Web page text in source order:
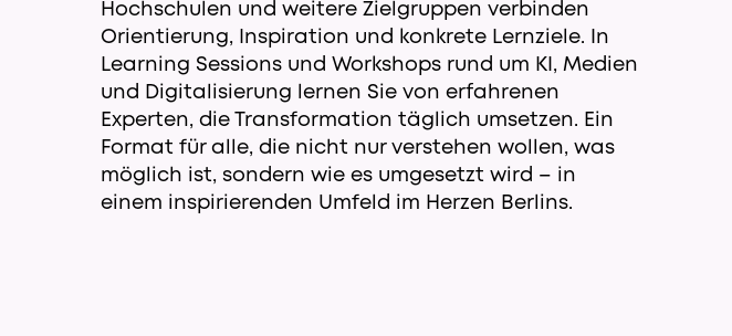
Hochschulen und weitere Zielgruppen verbinden
Orientierung, Inspiration und konkrete Lernziele. In
Learning Sessions und Workshops rund um KI, Medien
und Digitalisierung lernen Sie von erfahrenen
Experten, die Transformation täglich umsetzen. Ein
Format für alle, die nicht nur verstehen wollen, was
möglich ist, sondern wie es umgesetzt wird – in
einem inspirierenden Umfeld im Herzen Berlins.